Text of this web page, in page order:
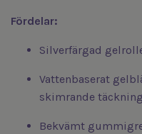
Fördelar:
Silverfärgad
Vattenbaserat
skimrande täckning
Bekvämt